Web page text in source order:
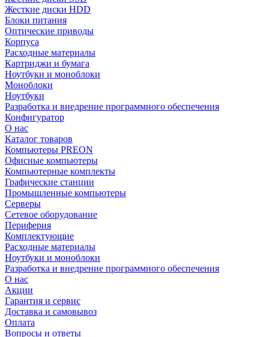
Жесткие диски HDD
Блоки питания
Оптические приводы
Корпуса
Расходные материалы
Картриджи и бумага
Ноутбуки и моноблоки
Моноблоки
Ноутбуки
Разработка и внедрение программного обеспечения
Конфигуратор
О нас
Каталог товаров
Компьютеры PREON
Офисные компьютеры
Компьютерные комплекты
Графические станции
Промышленные компьютеры
Серверы
Сетевое оборудование
Периферия
Комплектующие
Расходные материалы
Ноутбуки и моноблоки
Разработка и внедрение программного обеспечения
О нас
Акции
Гарантия и сервис
Доставка и самовывоз
Оплата
Вопросы и ответы